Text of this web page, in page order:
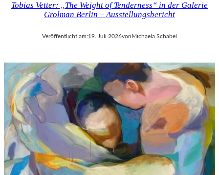
Tobias Vetter: „The Weight of Tenderness“ in der Galerie
Grolman Berlin – Ausstellungsbericht
Veröffentlicht am:19. Juli 2026vonMichaela Schabel